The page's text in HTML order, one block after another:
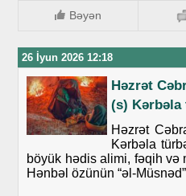
Bəyən
26 İyun 2026 12:18
Həzrət
(s)
Həzrət
Kərbəla
böyük hədis alimi, fəqih və
Hənbəl özünün “əl-Müsnəd”